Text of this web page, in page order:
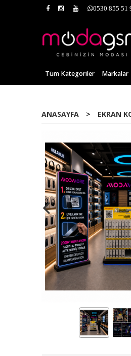
0530 855 51
Tüm Kategoriler Markalar
ANASAYFA > EKRAN